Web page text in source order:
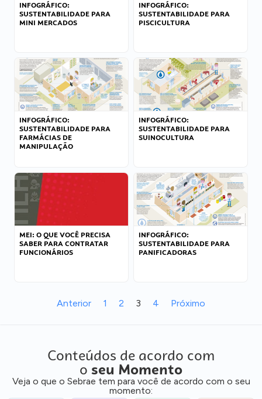
INFOGRÁFICO:
SUSTENTABILIDADE PARA
MINI MERCADOS
INFOGRÁFICO:
SUSTENTABILIDADE PARA
PISCICULTURA
INFOGRÁFICO:
SUSTENTABILIDADE PARA
FARMÁCIAS DE
MANIPULAÇÃO
INFOGRÁFICO:
SUSTENTABILIDADE PARA
SUINOCULTURA
MEI: O QUE VOCÊ PRECISA
SABER PARA CONTRATAR
FUNCIONÁRIOS
INFOGRÁFICO:
SUSTENTABILIDADE PARA
PANIFICADORAS
Anterior 1 2 3 4 Próximo
Conteúdos de acordo com
o seu Momento
Veja o que o Sebrae tem para você de acordo com o seu
momento: